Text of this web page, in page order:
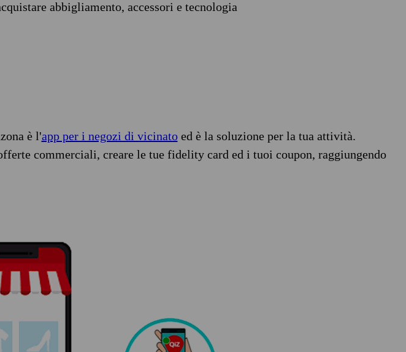
abbigliamento, accessori e tecnologia
è l'app per i negozi di vicinatoed è la soluzione per la tua attività.
commerciali, creare le tue fidelity card ed i tuoi coupon, raggiungendo